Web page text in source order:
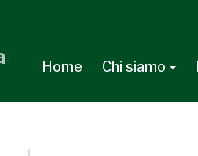
Home Chi siamo